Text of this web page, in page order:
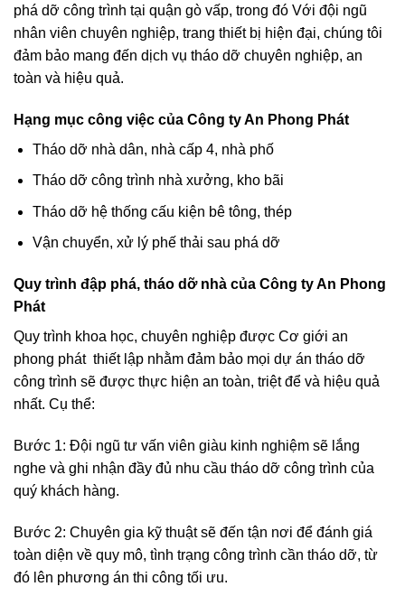
phá dỡ công trình tại quận gò vấp, trong đó Với đội ngũ
nhân viên chuyên nghiệp, trang thiết bị hiện đại, chúng tôi
đảm bảo mang đến dịch vụ tháo dỡ chuyên nghiệp, an
toàn và hiệu quả.
Hạng mục công việc của Công ty An Phong Phát
Tháo dỡ nhà dân, nhà cấp 4, nhà phố
Tháo dỡ công trình nhà xưởng, kho bãi
Tháo dỡ hệ thống cấu kiện bê tông, thép
Vận chuyển, xử lý phế thải sau phá dỡ
Quy trình đập phá, tháo dỡ nhà của Công ty An Phong
Phát
Quy trình khoa học, chuyên nghiệp được Cơ giới an
phong phát thiết lập nhằm đảm bảo mọi dự án tháo dỡ
công trình sẽ được thực hiện an toàn, triệt để và hiệu quả
nhất. Cụ thể:
Bước 1: Đội ngũ tư vấn viên giàu kinh nghiệm sẽ lắng
nghe và ghi nhận đầy đủ nhu cầu tháo dỡ công trình của
quý khách hàng.
Bước 2: Chuyên gia kỹ thuật sẽ đến tận nơi để đánh giá
toàn diện về quy mô, tình trạng công trình cần tháo dỡ, từ
đó lên phương án thi công tối ưu.